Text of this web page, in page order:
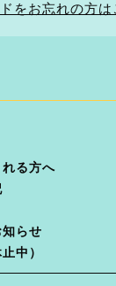
をお忘れの方は
れる方へ
らせ
中）